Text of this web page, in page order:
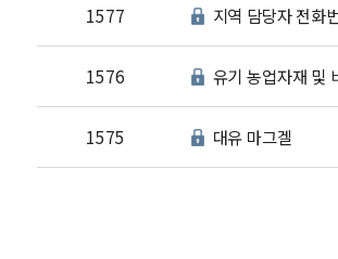
1577 지역 담당자 전화
1576 유기 농업자재 및
1575 대유 마그겔